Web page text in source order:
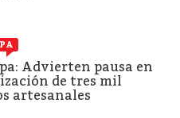
Advierten pausa en
de tres mil
artesanales